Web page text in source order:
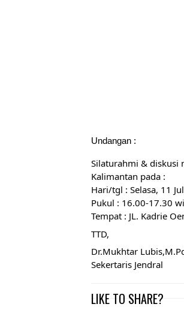
Undangan :
Silaturahmi & diskusi
Kalimantan pada :
Hari/tgl : Selasa, 11
Pukul : 16.00-17.30
Tempat : JL. Kadrie
TTD,
Dr.Mukhtar
Sekertaris Jendral
LIKE TO SHARE?